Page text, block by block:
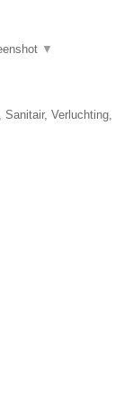
▼
Sanitair, Verluchting,